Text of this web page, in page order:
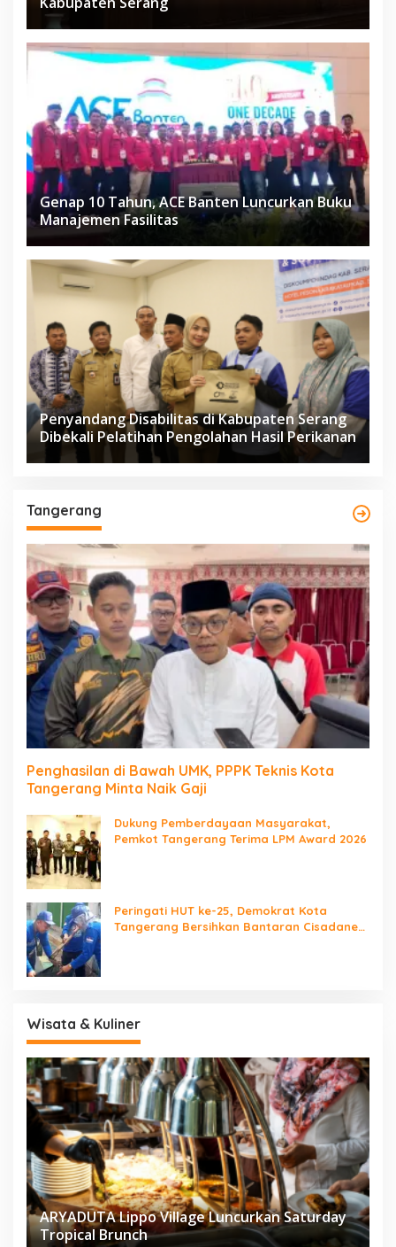
Genap 10 Tahun, ACE Banten Luncurkan Buku
Manajemen Fasilitas
Penyandang Disabilitas di Kabupaten Serang
Dibekali Pelatihan Pengolahan Hasil Perikanan
Tangerang
Penghasilan di Bawah UMK, PPPK Teknis Kota
Tangerang Minta Naik Gaji
Dukung Pemberdayaan Masyarakat,
Pemkot Tangerang Terima LPM Award 2026
Peringati HUT ke-25, Demokrat Kota
Tangerang Bersihkan Bantaran Cisadane
Wisata & Kuliner
ARYADUTA Lippo Village Luncurkan Saturday
Tropical Brunch